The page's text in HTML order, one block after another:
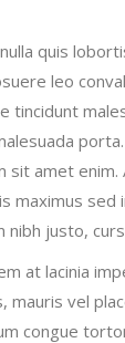
quis
leo
tincidunt
sit amet
maximus sed
nibh justo,
at lacinia
mauris vel
congue